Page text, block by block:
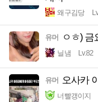
왜구김당
유머 ㅇㅎ) 금
닐냄 Lv.82
유머 오사카
너빨갱이지